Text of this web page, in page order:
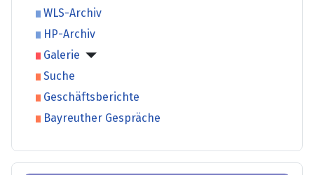
WLS-Archiv
HP-Archiv
Galerie
Suche
Geschäftsberichte
Bayreuther Gespräche